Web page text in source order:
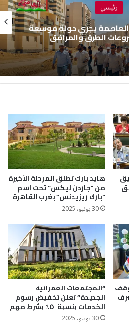
رئيسي
العاصمة يجري جولة موسعة
الطرق والمرافق
هايد بارك تطلق المرحلة الأخيرة
من “جاردن ليكس” تحت اسم
“بارك ريزيدنس” بغرب القاهرة
30 يونيو، 2025
“المجتمعات العمرانية
الجديدة” تعلن تخفيض رسوم
الخدمات بنسبة ٥٠٪؜ بشرط مهم
30 يونيو، 2025